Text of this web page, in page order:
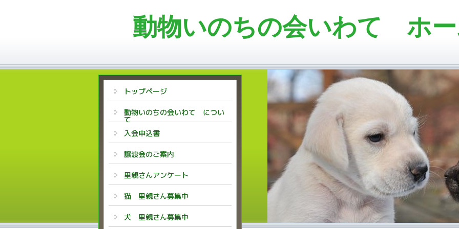
動物いのちの会いわて ホ
トップページ
動物いのちの会いわて につい
て
入会申込書
譲渡会のご案内
里親さんアンケート
猫 里親さん募集中
犬 里親さん募集中